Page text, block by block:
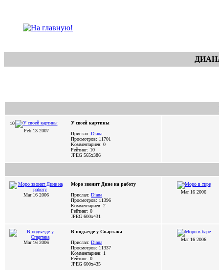
10
Feb 13 2007
У своей картины
Прислал: Diana
Просмотров: 11701
Комментариев: 0
Рейтинг: 10
JPEG 565x386
Mar 16 2006
Моро звонит Дине на работу
Прислал: Diana
Просмотров: 11396
Комментариев: 2
Рейтинг: 0
JPEG 600x431
Mar 16 2006
Mar 16 2006
В подъезде у Спартака
Прислал: Diana
Просмотров: 11337
Комментариев: 1
Рейтинг: 0
JPEG 600x435
Mar 16 2006